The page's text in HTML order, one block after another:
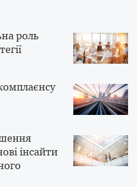
роль
інсайти